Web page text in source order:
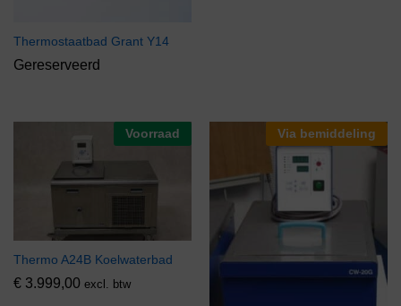
Thermostaatbad Grant Y14
Gereserveerd
Voorraad
Thermo A24B Koelwaterbad
€ 3.999,00 excl. btw
Via bemiddeling